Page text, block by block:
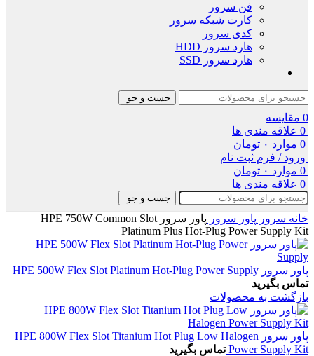
فن سرور
کارت شبکه سرور
کدی سرور
هارد سرور HDD
هارد سرور SSD
جست و جو
0 مقایسه
0 علاقه مندی ها
0 موارد ۰ تومان
ورود / فرم ثبت نام
0 موارد ۰ تومان
0 علاقه مندی ها
جست و جو
خانه سرور پاور سرور
پاور سرور HPE 750W Common Slot
Platinum Plus Hot-Plug Power Supply Kit
پاور سرور HPE 500W Flex Slot Platinum Hot-Plug Power Supply
تماس بگیرید
بازگشت به محصولات
پاور سرور HPE 800W Flex Slot Titanium Hot Plug Low Halogen
Power Supply Kit تماس بگیرید